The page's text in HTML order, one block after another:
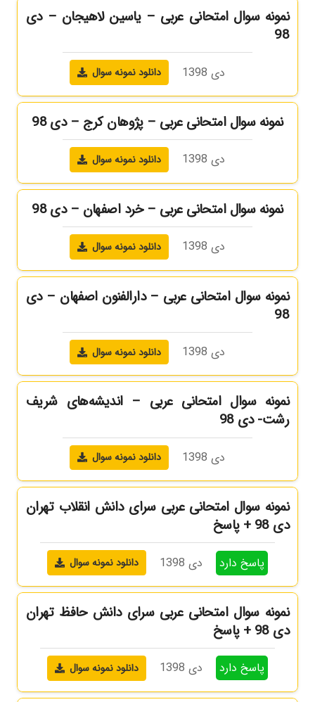
نمونه سوال امتحانی عربی – یاسین لاهیجان – دی
98
دی 1398 دانلود نمونه سوال
نمونه سوال امتحانی عربی – پژوهان کرج – دی 98
دی 1398 دانلود نمونه سوال
نمونه سوال امتحانی عربی – خرد اصفهان – دی 98
دی 1398 دانلود نمونه سوال
نمونه سوال امتحانی عربی – دارالفنون اصفهان – دی
98
دی 1398 دانلود نمونه سوال
نمونه سوال امتحانی عربی – اندیشه‌های شریف
رشت- دی 98
دی 1398 دانلود نمونه سوال
نمونه سوال امتحانی عربی سرای دانش انقلاب تهران
دی 98 + پاسخ
پاسخ دارد دی 1398 دانلود نمونه سوال
نمونه سوال امتحانی عربی سرای دانش حافظ تهران
دی 98 + پاسخ
پاسخ دارد دی 1398 دانلود نمونه سوال